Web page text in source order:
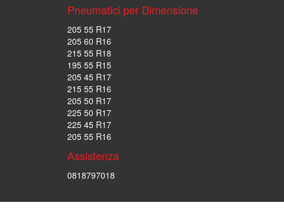
Pneumatici per Dimensione
205 55 R17
205 60 R16
215 55 R18
195 55 R15
205 45 R17
215 55 R16
205 50 R17
225 50 R17
225 45 R17
205 55 R16
Assistenza
0818797018